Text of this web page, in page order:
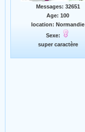
Messages: 32651
Age: 100
location: Normandie
Sexe:
super caractère